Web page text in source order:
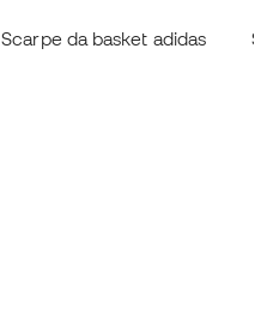
Scarpe da basket adidas